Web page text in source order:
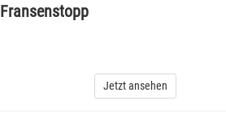
Fransenstopp
Jetzt ansehen